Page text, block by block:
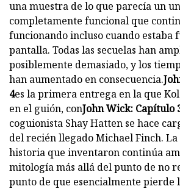
una muestra de lo que parecía un
completamente funcional que
funcionando incluso cuando estaba
pantalla. Todas las secuelas han
posiblemente demasiado, y los
han aumentado en consecuencia.
4es la primera entrega en la que
en el guión, conJohn Wick: Capítulo
coguionista Shay Hatten se hace
del recién llegado Michael Finch.
historia que inventaron continúa
mitología más allá del punto de no
punto de que esencialmente pierde